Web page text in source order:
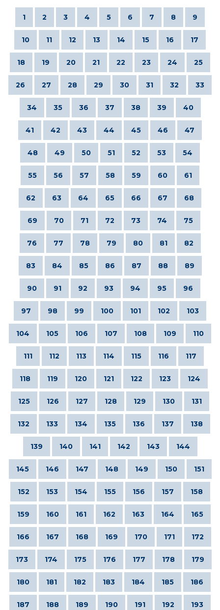
1 2 3 4 5 6 7 8 9
10 11 12 13 14 15 16 17
18 19 20 21 22 23 24 25
26 27 28 29 30 31 32 33
34 35 36 37 38 39 40
41 42 43 44 45 46 47
48 49 50 51 52 53 54
55 56 57 58 59 60 61
62 63 64 65 66 67 68
69 70 71 72 73 74 75
76 77 78 79 80 81 82
83 84 85 86 87 88 89
90 91 92 93 94 95 96
97 98 99 100 101 102 103
104 105 106 107 108 109 110
111 112 113 114 115 116 117
118 119 120 121 122 123 124
125 126 127 128 129 130 131
132 133 134 135 136 137 138
139 140 141 142 143 144
145 146 147 148 149 150 151
152 153 154 155 156 157 158
159 160 161 162 163 164 165
166 167 168 169 170 171 172
173 174 175 176 177 178 179
180 181 182 183 184 185 186
187 188 189 190 191 192 193